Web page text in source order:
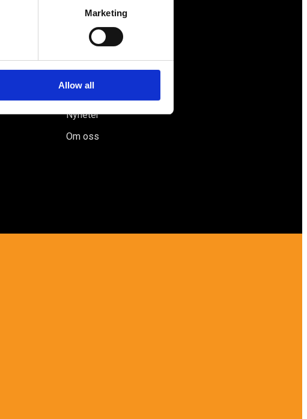
Marketing
Allow all
Förmåner
Försäkringar
Rådgivning
Nyheter
Om oss